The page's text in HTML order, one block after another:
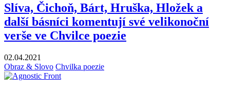
Slíva, Čichoň, Bárt, Hruška, Hložek a
další básníci komentují své velikonoční
verše ve Chvilce poezie
02.04.2021
Obraz & Slovo Chvilka poezie